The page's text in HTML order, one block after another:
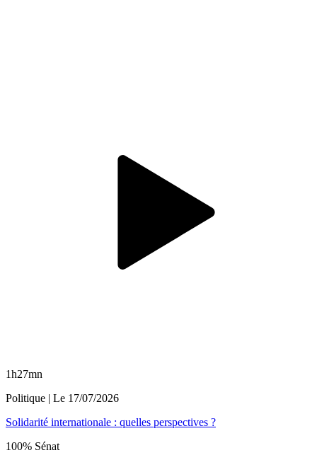
1h27mn
Politique | Le 17/07/2026
Solidarité internationale : quelles perspectives ?
100% Sénat